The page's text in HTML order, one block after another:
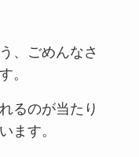
、ごめんなさ
。
るのが当たり
ます。